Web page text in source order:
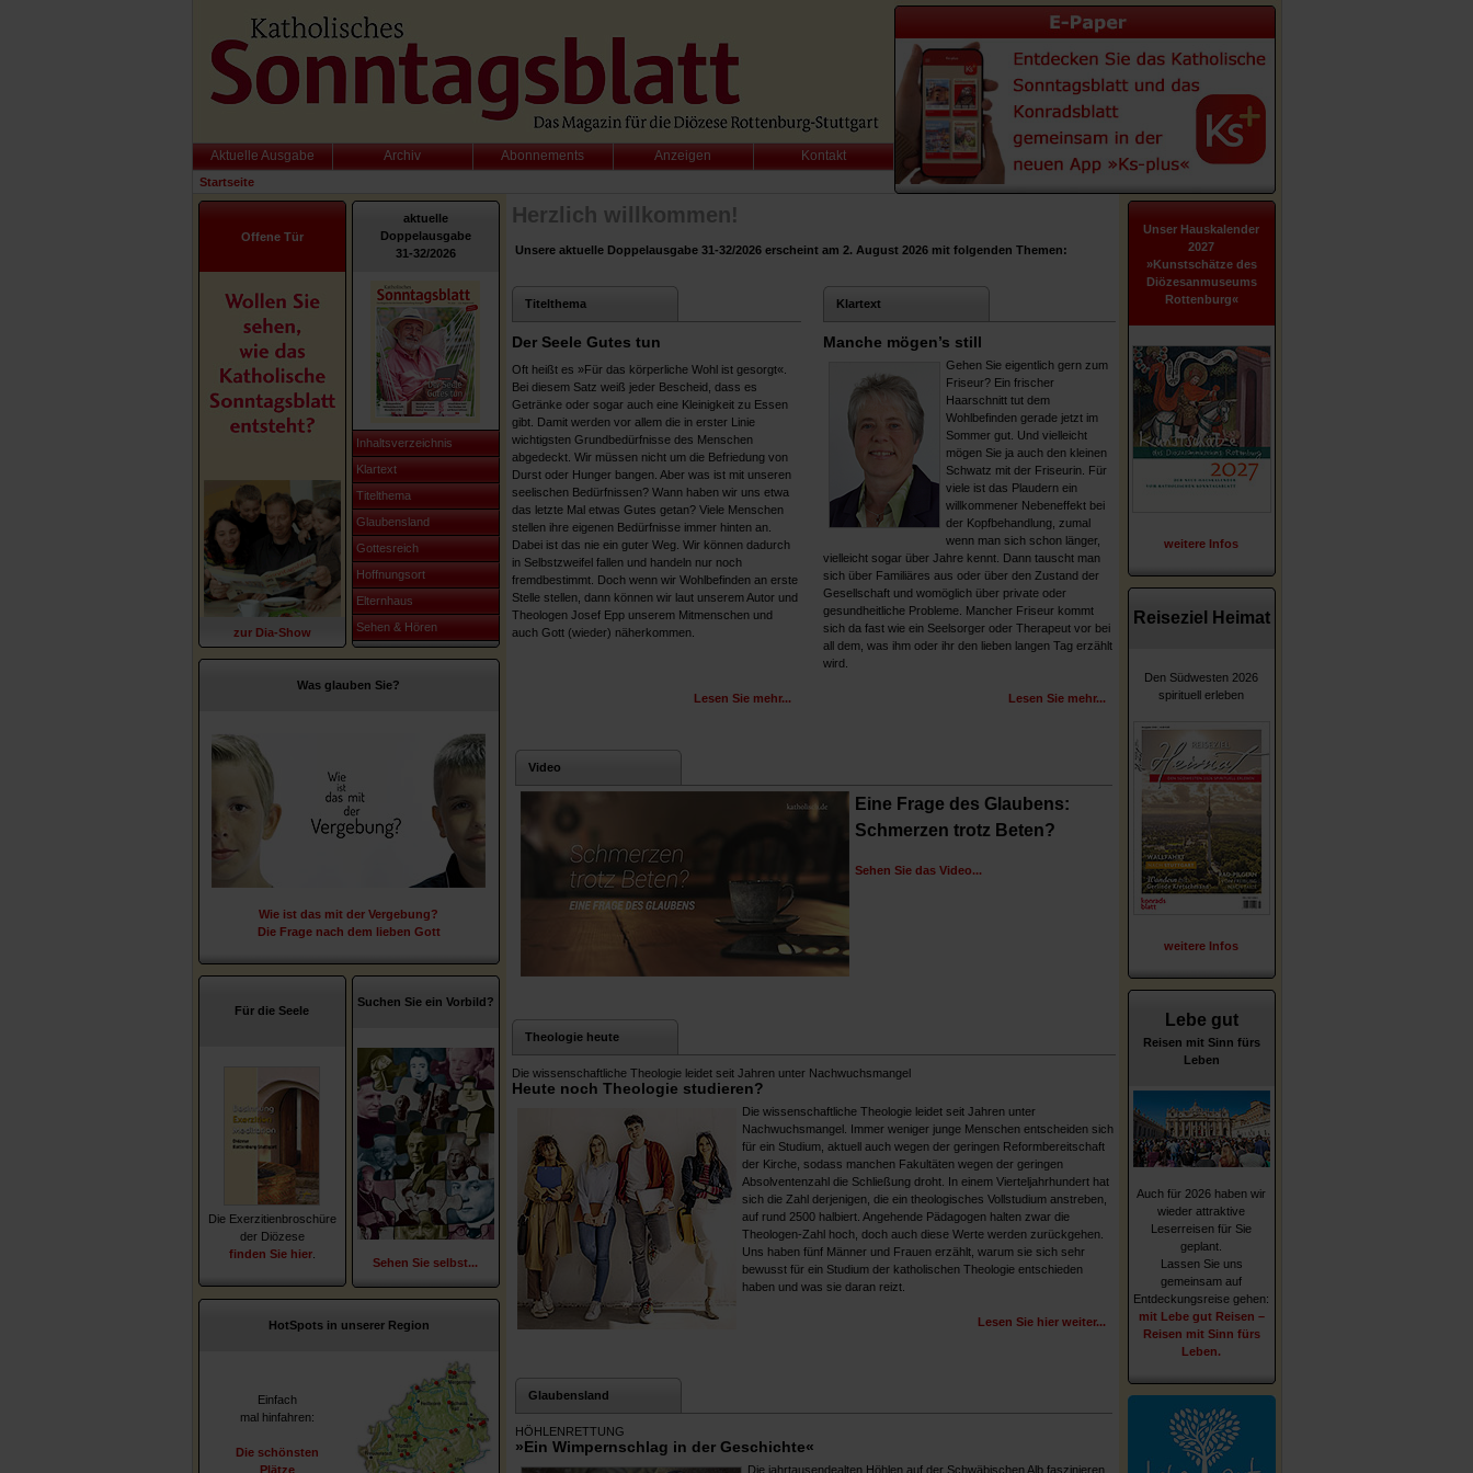
Aktuelle Ausgabe Archiv Abonnements Anzeigen Kontakt
Startseite
Offene Tür
zur Dia-Show
aktuelle
Doppelausgabe
31-32/2026
Inhaltsverzeichnis
Klartext
Titelthema
Glaubensland
Gottesreich
Hoffnungsort
Elternhaus
Sehen & Hören
Was glauben Sie?
Wie ist das mit der Vergebung?
Die Frage nach dem lieben Gott
Für die Seele
Die Exerzitienbroschüre
der Diözese
finden Sie hier.
Suchen Sie ein Vorbild?
Sehen Sie selbst...
HotSpots in unserer Region
Einfach
mal hinfahren:
Die schönsten
Plätze
Herzlich willkommen!
Unsere aktuelle Doppelausgabe 31-32/2026 erscheint am 2. August 2026 mit folgenden Themen:
Titelthema
Der Seele Gutes tun
Oft heißt es »Für das körperliche Wohl ist gesorgt«.
Bei diesem Satz weiß jeder Bescheid, dass es
Getränke oder sogar auch eine Kleinigkeit zu Essen
gibt. Damit werden vor allem die in erster Linie
wichtigsten Grundbedürfnisse des Menschen
abgedeckt. Wir müssen nicht um die Befriedung von
Durst oder Hunger bangen. Aber was ist mit unseren
seelischen Bedürfnissen? Wann haben wir uns etwa
das letzte Mal etwas Gutes getan? Viele Menschen
stellen ihre eigenen Bedürfnisse immer hinten an.
Dabei ist das nie ein guter Weg. Wir können dadurch
in Selbstzweifel fallen und handeln nur noch
fremdbestimmt. Doch wenn wir Wohlbefinden an erste
Stelle stellen, dann können wir laut unserem Autor und
Theologen Josef Epp unserem Mitmenschen und
auch Gott (wieder) näherkommen.
Klartext
Manche mögen’s still
Gehen Sie eigentlich gern zum
Friseur? Ein frischer
Haarschnitt tut dem
Wohlbefinden gerade jetzt im
Sommer gut. Und vielleicht
mögen Sie ja auch den kleinen
Schwatz mit der Friseurin. Für
viele ist das Plaudern ein
willkommener Nebeneffekt bei
der Kopfbehandlung, zumal
wenn man sich schon länger,
vielleicht sogar über Jahre kennt. Dann tauscht man
sich über Familiäres aus oder über den Zustand der
Gesellschaft und womöglich über private oder
gesundheitliche Probleme. Mancher Friseur kommt
sich da fast wie ein Seelsorger oder Therapeut vor bei
all dem, was ihm oder ihr den lieben langen Tag erzählt
wird.
Lesen Sie mehr... Lesen Sie mehr...
Video
Eine Frage des Glaubens:
Schmerzen trotz Beten?
Sehen Sie das Video...
Theologie heute
Die wissenschaftliche Theologie leidet seit Jahren unter Nachwuchsmangel
Heute noch Theologie studieren?
Die wissenschaftliche Theologie leidet seit Jahren unter
Nachwuchsmangel. Immer weniger junge Menschen entscheiden sich
für ein Studium, aktuell auch wegen der geringen Reformbereitschaft
der Kirche, sodass manchen Fakultäten wegen der geringen
Absolventenzahl die Schließung droht. In einem Vierteljahrhundert hat
sich die Zahl derjenigen, die ein theologisches Vollstudium anstreben,
auf rund 2500 halbiert. Angehende Pädagogen halten zwar die
Theologen-Zahl hoch, doch auch diese Werte werden zurückgehen.
Uns haben fünf Männer und Frauen erzählt, warum sie sich sehr
bewusst für ein Studium der katholischen Theologie entschieden
haben und was sie daran reizt.
Lesen Sie hier weiter...
Glaubensland
HÖHLENRETTUNG
»Ein Wimpernschlag in der Geschichte«
Die jahrtausendealten Höhlen auf der Schwäbischen Alb faszinieren
Unser Hauskalender
2027
»Kunstschätze des
Diözesanmuseums
Rottenburg«
weitere Infos
Reiseziel Heimat
Den Südwesten 2026
spirituell erleben
weitere Infos
Lebe gut
Reisen mit Sinn fürs
Leben
Auch für 2026 haben wir
wieder attraktive
Leserreisen für Sie
geplant.
Lassen Sie uns
gemeinsam auf
Entdeckungsreise gehen:
mit Lebe gut Reisen –
Reisen mit Sinn fürs
Leben.